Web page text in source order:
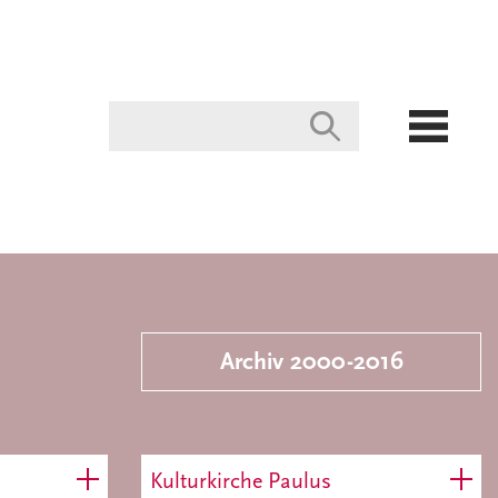
Archiv 2000-2016
Kulturkirche Paulus